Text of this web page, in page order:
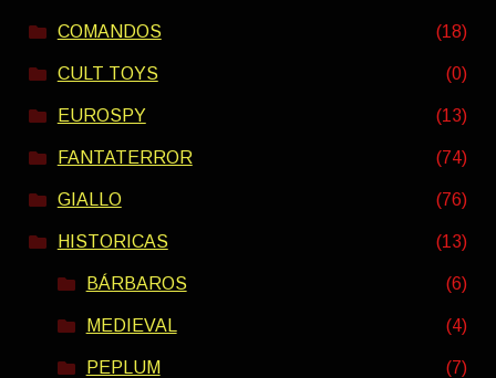
COMANDOS (18)
CULT TOYS (0)
EUROSPY (13)
FANTATERROR (74)
GIALLO (76)
HISTORICAS (13)
BÁRBAROS (6)
MEDIEVAL (4)
PEPLUM (7)